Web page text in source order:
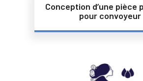
Conception d’une pièce
pour convoyeur